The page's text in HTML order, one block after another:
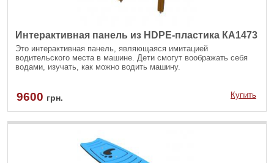
Интерактивная панель из HDPE-пластика КА1473
Это интерактивная панель, являющаяся имитацией
водительского места в машине. Дети смогут воображать себя
водами, изучать, как можно водить машину.
9600 грн. Купить